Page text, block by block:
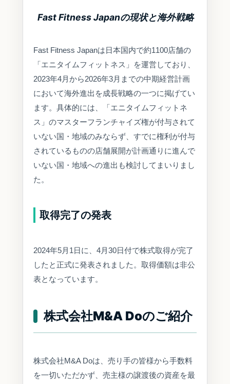
Fast Fitness Japanの現状と海外戦略
Fast Fitness Japanは日本国内で約1100店舗の
「エニタイムフィットネス」を運営しており、
2023年4月から2026年3月までの中期経営計画
において海外進出を成長戦略の一つに掲げてい
ます。具体的には、「エニタイムフィットネ
ス」のマスターフランチャイズ権が付与されて
いない国・地域のみならず、すでに権利が付与
されているものの店舗展開が計画通りに進んで
いない国・地域への進出も検討してまいりまし
た。
取得完了の発表
2024年5月1日に、4月30日付で株式取得が完了
したと正式に発表されました。取得価額は非公
表となっています。
株式会社M&A Doのご紹介
株式会社M&A Doは、売り手の皆様から手数料
を一切いただかず、売主様の譲渡後の資産を最